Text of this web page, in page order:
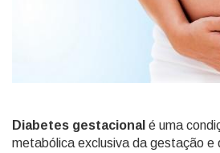
Diabetes gestacional é uma
metabólica exclusiva da gestação e